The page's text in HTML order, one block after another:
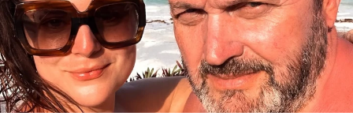
SPORT
SLEDUJTE NÁS NA |
Máte příběh, fotku nebo video?